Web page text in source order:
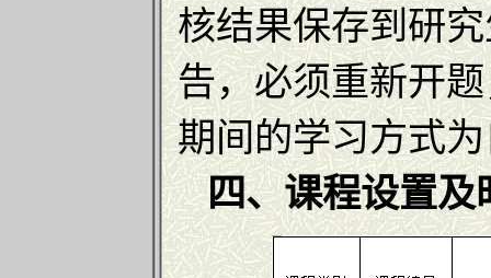
核结果保存到研
告，必须重新开
期间的学习方式
四、课程设置及